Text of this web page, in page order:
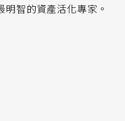
智的資產活化專家。